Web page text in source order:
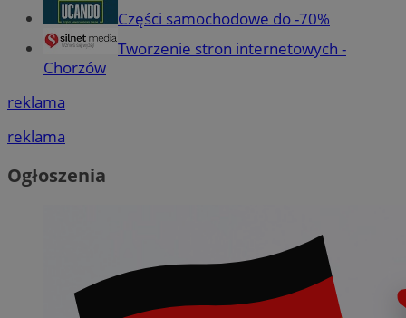
Części samochodowe do -70%
Tworzenie stron internetowych -
Chorzów
reklama
reklama
Ogłoszenia